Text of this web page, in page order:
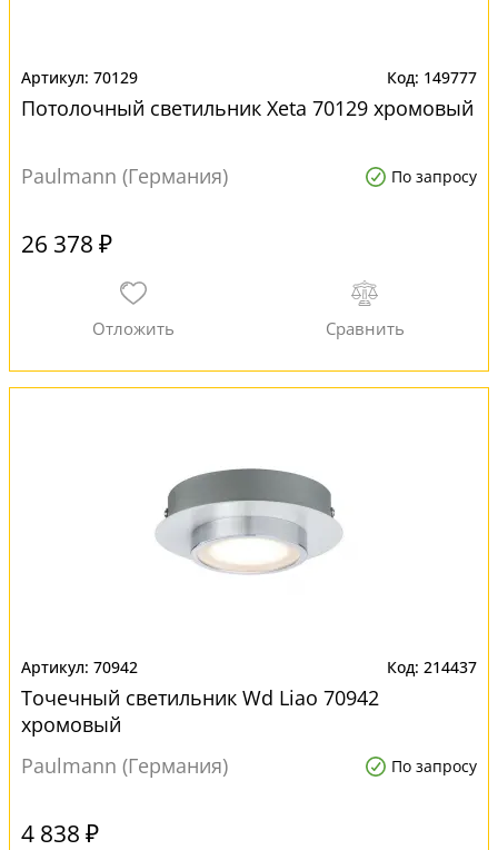
70129 149777
Потолочный светильник Xeta 70129 хромовый
Paulmann (Германия) По запросу
26 378 ₽
70942 214437
Точечный светильник Wd Liao 70942
хромовый
Paulmann (Германия)
По запросу
4 838 ₽